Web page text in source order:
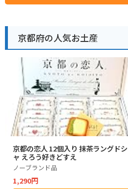
京都府の人気お土産
京都の恋人 12個入り 抹茶ラングドシ
ャ えろう好きどすえ
ノーブランド品
1,290円